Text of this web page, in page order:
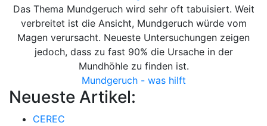
Das Thema Mundgeruch wird sehr oft tabuisiert. Weit
verbreitet ist die Ansicht, Mundgeruch würde vom
Magen verursacht. Neueste Untersuchungen zeigen
jedoch, dass zu fast 90% die Ursache in der
Mundhöhle zu finden ist.
Mundgeruch - was hilft
Neueste Artikel:
CEREC